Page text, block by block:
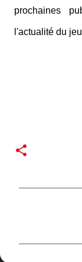
prochaines
l'actualité du